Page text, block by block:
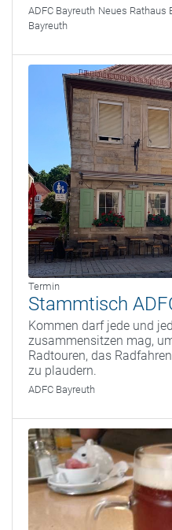
ADFC Bayreuth Neues Rathaus
Bayreuth
Termin
Stammtisch
Kommen darf jede und
zusammensitzen mag,
Radtouren, das
zu plaudern.
ADFC Bayreuth